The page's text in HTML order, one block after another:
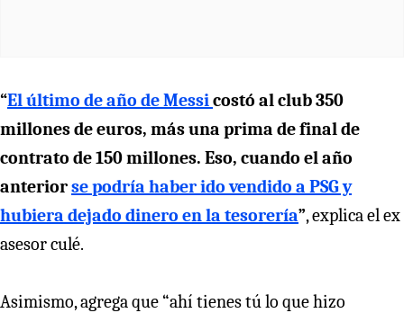
“El último de año de Messicostó al club 350
millones de euros, más una prima de final de
contrato de 150 millones. Eso, cuando el año
anteriorse podría haber ido vendido a PSG y
hubiera dejado dinero en la tesorería”, explica el ex
asesor culé.
Asimismo, agrega que “ahí tienes tú lo que hizo